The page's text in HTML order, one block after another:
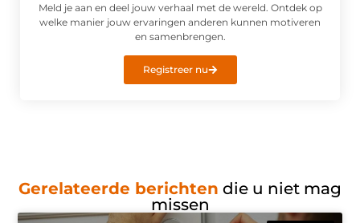
Meld je aan en deel jouw verhaal met de wereld. Ontdek op
welke manier jouw ervaringen anderen kunnen motiveren
en samenbrengen.
Registreer nu
Gerelateerde berichten die u niet mag
missen